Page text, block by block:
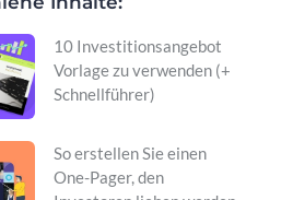
10 Investitionsangebot
Vorlage zu verwenden (+
Schnellführer)
So erstellen Sie einen
One-Pager, den